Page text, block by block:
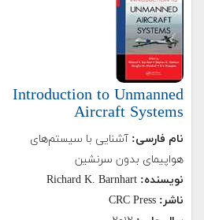
Introduction to Unmanned
Aircraft Systems
نام فارسی: آشنایی با سیستم‌های
هواپیمای بدون سرنشین
نویسنده: Richard K. Barnhart
ناشر: